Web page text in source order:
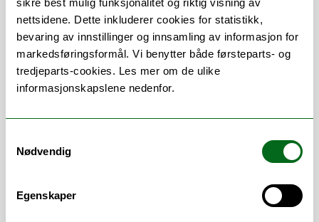
nettsidene. Dette inkluderer cookies for statistikk,
bevaring av innstillinger og innsamling av informasjon for
markedsføringsformål. Vi benytter både førsteparts- og
tredjeparts-cookies. Les mer om de ulike
informasjonskapslene nedenfor.
Nødvendig
Egenskaper
CV
Publikasjoner
Stillingsbeskrivelse
Forsker vedSenter for omsorgsforskning